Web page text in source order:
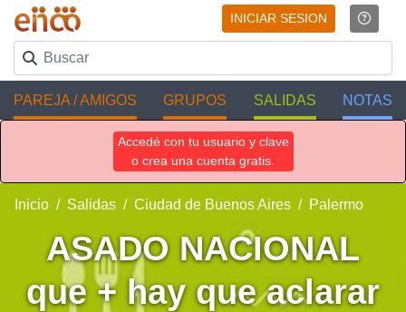
INICIAR SESION
PAREJA / AMIGOS GRUPOS SALIDAS NOTAS
Accedé con tu usuario y clave
o crea una cuenta gratis.
Inicio Salidas Ciudad de Buenos Aires Palermo
ASADO NACIONAL
que + hay que aclarar